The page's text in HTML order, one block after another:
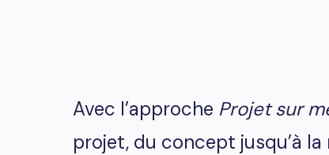
Avec l’approche Projet sur
projet, du concept jusqu’à